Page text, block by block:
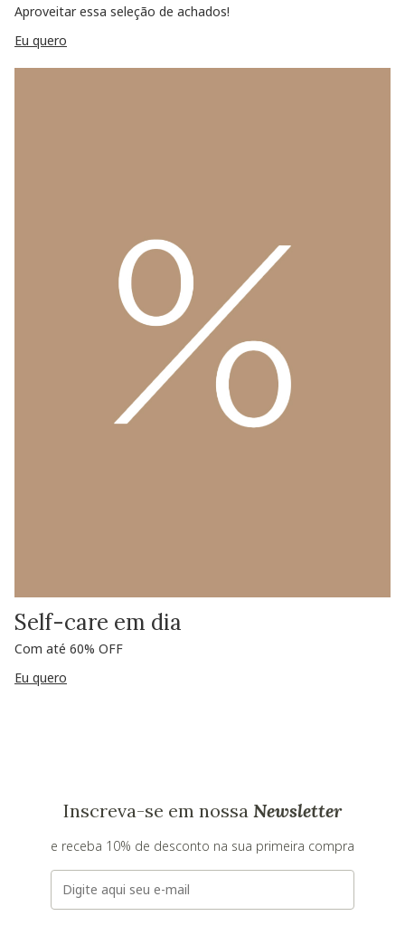
Aproveitar essa seleção de achados!
Eu quero
Self-care em dia
Com até 60% OFF
Eu quero
Inscreva-se em nossa Newsletter
e receba 10% de desconto na sua primeira compra
E-mail